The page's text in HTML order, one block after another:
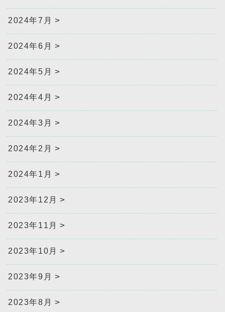
2024年7月
2024年6月
2024年5月
2024年4月
2024年3月
2024年2月
2024年1月
2023年12月
2023年11月
2023年10月
2023年9月
2023年8月